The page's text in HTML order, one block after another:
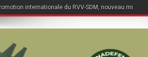
internationale du RVV-SDM, nouveau missile